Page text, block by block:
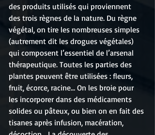
des produits utilisés qui proviennent
des trois règnes de la nature. Du règne
végétal, on tire les nombreuses simples
(autrement dit les drogues végétales)
qui composent l’essentiel de l’arsenal
thérapeutique. Toutes les parties des
plantes peuvent être utilisées : fleurs,
fruit, écorce, racine… On les broie pour
les incorporer dans des médicaments
solides ou pâteux, ou bien on en fait des
tisanes après infusion, macération,